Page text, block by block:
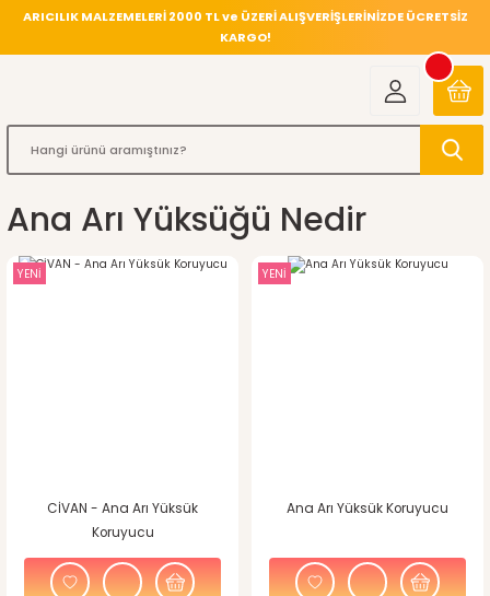
ARICILIK MALZEMELERİ 2000 TL ve ÜZERİ ALIŞVERİŞLERİNİZDE ÜCRETSİZ
KARGO!
Ana Arı Yüksüğü Nedir
YENİ
CİVAN - Ana Arı Yüksük
Koruyucu
YENİ
Ana Arı Yüksük Koruyucu